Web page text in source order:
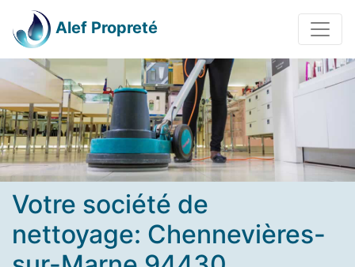
Alef Propreté
Votre société de
nettoyage: Chennevières-